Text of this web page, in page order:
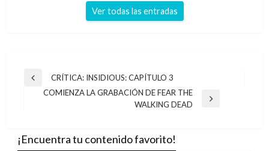
Ver todas las entradas
Navegación
Entrada
anterior
CRÍTICA: INSIDIOUS: CAPÍTULO 3
COMIENZA LA GRABACIÓN DE FEAR THE
WALKING DEAD
¡Encuentra tu contenido favorito!